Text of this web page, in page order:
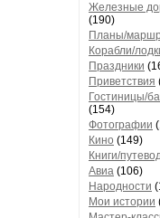
Железные
(190)
Планы/
Корабли/
Праздники
Приветствия
Гостиницы/
(154)
Фотографии
Кино (149)
Книги/
Авиа (106)
Народности
Мои истории